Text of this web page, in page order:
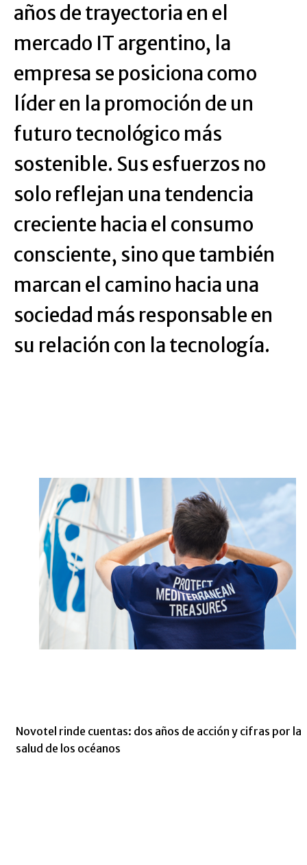
años de trayectoria en el
mercado IT argentino, la
empresa se posiciona como
líder en la promoción de un
futuro tecnológico más
sostenible. Sus esfuerzos no
solo reflejan una tendencia
creciente hacia el consumo
consciente, sino que también
marcan el camino hacia una
sociedad más responsable en
su relación con la tecnología.
Novotel rinde cuentas: dos años de acción y cifras por la
salud de los océanos